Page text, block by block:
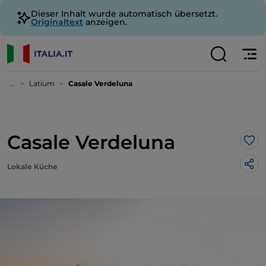
Dieser Inhalt wurde automatisch übersetzt.
Originaltext anzeigen.
... Latium Casale Verdeluna
Casale Verdeluna
Lokale Küche